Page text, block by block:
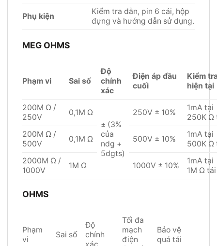
Phụ kiện
Kiểm tra dẫn, pin 6 cái, hộp
đựng và hướng dẫn sử dụng.
MEG OHMS
Phạm vi Sai số
Độ
chính
xác
Điện áp đầu
cuối
Kiểm
hiện tại
200M Ω /
250V
0,1M Ω
± (3%
của
ndg +
5dgts)
250V ± 10%
1mA tại
250K Ω
200M Ω /
500V
0,1M Ω 500V ± 10%
1mA tại
500K Ω
2000M Ω /
1000V
1M Ω 1000V ± 10%
1mA tại
1M Ω tải
OHMS
Phạm
vi
Sai số
Độ
chính
Tối đa
mạch
điện
Bảo vệ
quá tải